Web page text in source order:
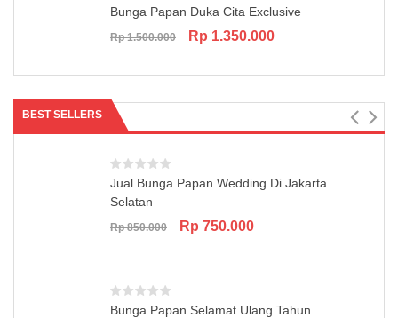
Bunga Papan Duka Cita Exclusive
Rp1.500.000
Original
Rp 1.350.000Current
BEST SELLERS
Jual Bunga Papan Wedding Di Jakarta
Selatan
Rp850.000
Original
Rp 750.000Current
Bunga Papan Selamat Ulang Tahun